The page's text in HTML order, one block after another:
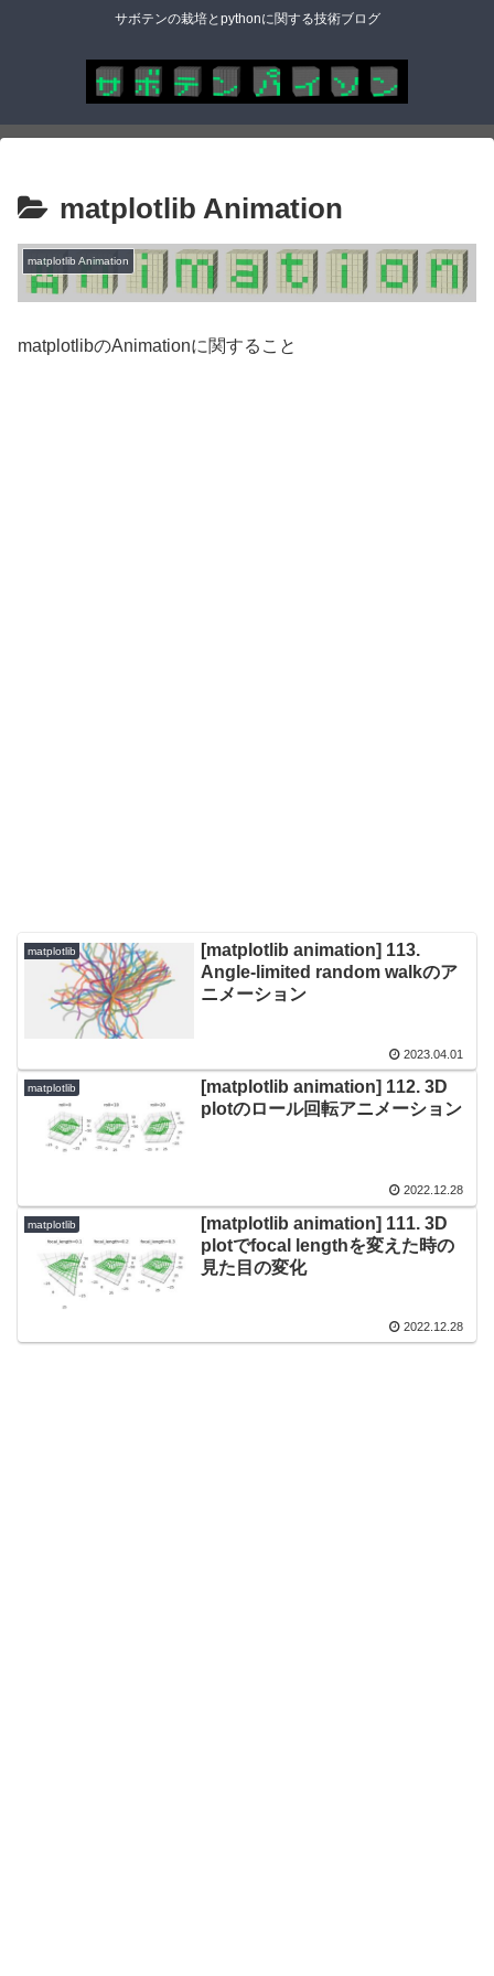
サボテンの栽培とpythonに関する技術ブログ
matplotlib Animation
matplotlib Animation
matplotlibのAnimationに関すること
matplotlib
[matplotlib animation] 113.
Angle-limited random walkのア
ニメーション
2023.04.01
matplotlib
[matplotlib animation] 112. 3D
plotのロール回転アニメーション
2022.12.28
matplotlib
[matplotlib animation] 111. 3D
plotでfocal lengthを変えた時の
見た目の変化
2022.12.28